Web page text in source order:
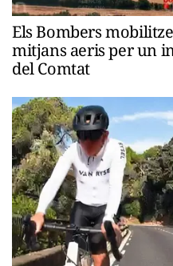
Els Bombers
mitjans aeris per un
del Comtat